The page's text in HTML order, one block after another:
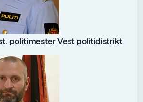
politimester Vest politidistrikt